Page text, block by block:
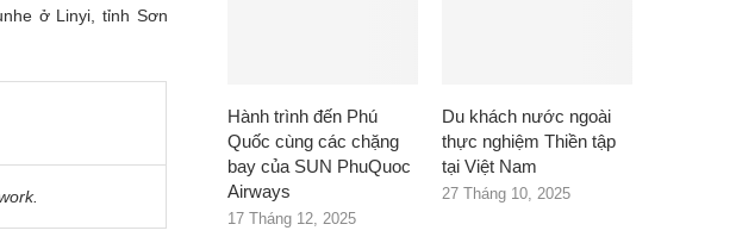
ở Linyi, tỉnh Sơn
Hành trình đến Phú
Quốc cùng các chặng
bay của SUN PhuQuoc
Airways
17 Tháng 12, 2025
Du khách nước ngoài
thực nghiệm Thiền tập
tại Việt Nam
27 Tháng 10, 2025